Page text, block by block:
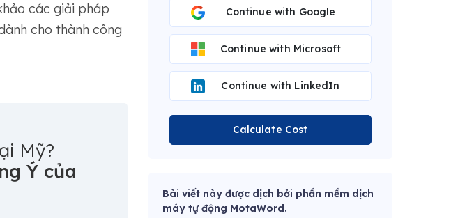
các giải pháp
cho thành công
Mỹ?
Ý của
Continue with Google
Continue with Microsoft
Continue with LinkedIn
Calculate Cost
Bài viết này được dịch bởi phần mềm dịch
máy tự động MotaWord.